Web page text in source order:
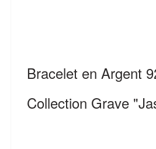
Bracelet en Argent
Collection Grave